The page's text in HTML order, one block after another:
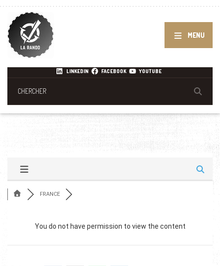
MENU
LINKEDIN FACEBOOK YOUTUBE
FRANCE
You do not have permission to view the content